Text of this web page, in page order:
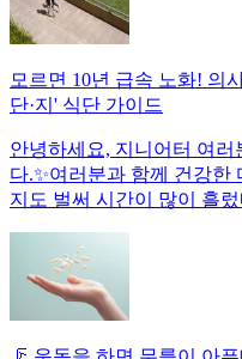
모르면 10년 급속 노화! 의
단·지' 식단 가이드
안녕하세요, 지니어터 여러
다.✨여러분과 함께 건강한
지도 벌써 시간이 많이 흘